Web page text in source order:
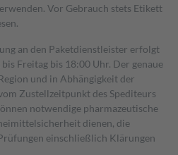
Vor Gebrauch stets Etikett
an den Paketdienstleister erfolgt
Freitag bis 18:00 Uhr. Der genaue
und in Abhängigkeit der
Zustellzeitpunkt des Spediteurs
notwendige pharmazeutische
dienen, die
einschließlich Klärungen